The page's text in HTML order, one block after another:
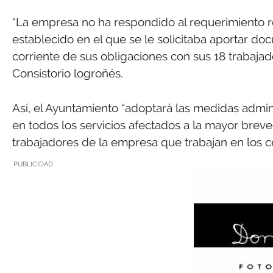
“La empresa no ha respondido al
establecido en el que se le solicitaba aportar
corriente de sus obligaciones con sus 18
Consistorio logroñés.
Así, el Ayuntamiento “adoptará las medidas
en todos los servicios afectados a la mayor
trabajadores de la empresa que trabajan en los
PUBLICIDAD